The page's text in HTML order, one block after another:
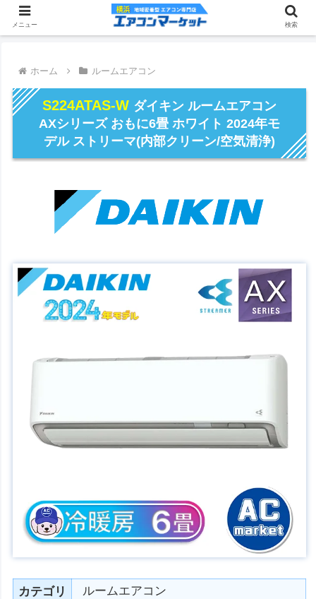
ホーム ルームエアコン
S224ATAS-W ダイキン ルームエアコン
AXシリーズ おもに6畳 ホワイト 2024年モ
デル ストリーマ(内部クリーン/空気清浄)
カテゴリ
ルームエアコン
メニュー 検索